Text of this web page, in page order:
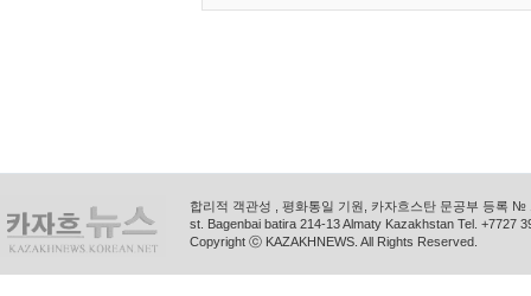
합리적 객관성 , 평화통일 기원, 카자흐스탄 문공부 등록
st. Bagenbai batira 214-13 Almaty Kazakhstan Tel. +7727
Copyright ⓒ KAZAKHNEWS. All Rights Reserved.